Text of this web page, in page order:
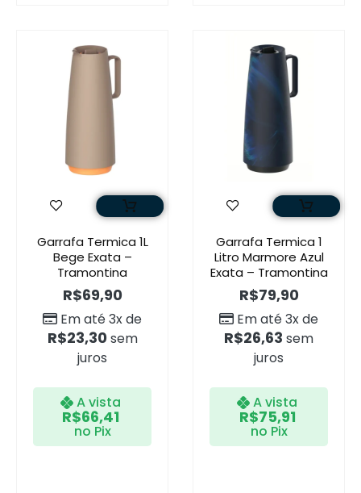
Garrafa Termica 1L
Bege Exata –
Tramontina
R$69,90
Em até 3x de
R$23,30 sem
juros
A vista
R$66,41
no Pix
Garrafa Termica 1
Litro Marmore Azul
Exata – Tramontina
R$79,90
Em até 3x de
R$26,63 sem
juros
A vista
R$75,91
no Pix